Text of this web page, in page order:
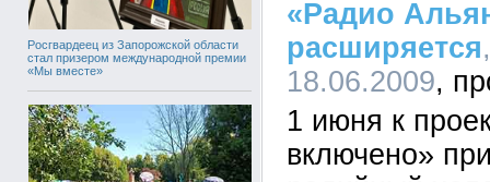
Росгвардеец из Запорожской области
стал призером международной премии
«Мы вместе»
«Радио
расширяется
18.06.2009
1 июня к
включено»